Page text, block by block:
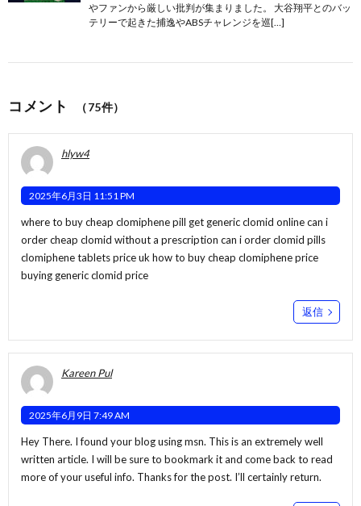
やファンから厳しい批判が集まりました。 大谷翔平とのバッ
テリーで起きた捕逸やABSチャレンジを巡[…]
コメント （75件）
hlyw4
2025年6月3日 11:51 PM
where to buy cheap clomiphene pill get generic clomid online can i
order cheap clomid without a prescription can i order clomid pills
clomiphene tablets price uk how to buy cheap clomiphene price
buying generic clomid price
返信
Kareen Pul
2025年6月9日 7:49 AM
Hey There. I found your blog using msn. This is an extremely well
written article. I will be sure to bookmark it and come back to read
more of your useful info. Thanks for the post. I’ll certainly return.